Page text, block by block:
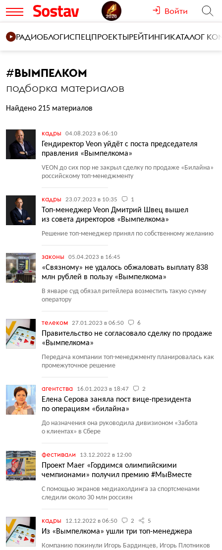
Войти
РАДИОБЛОГИСПЕЦПРОЕКТЫРЕЙТИНГИКАТАЛОГ
#ВЫМПЕЛКОМ
подборка материалов
Найдено 215 материалов
кадры 04.08.2023 в 06:10
Гендиректор Veon уйдёт с поста председателя
правления «Вымпелкома»
VEON до сих пор не закрыл сделку по продаже «Билайна»
российскому топ-менеджменту
кадры 23.07.2023 в 10:35 1
Топ-менеджер Veon Дмитрий Швец вышел
из совета директоров «Вымпелкома»
Решение топ-менеджер принял по собственному желанию
законы 05.04.2023 в 16:45
«Связному» не удалось обжаловать выплату 838
млн рублей в пользу «Вымпелкома»
В январе суд обязал ритейлера возместить такую сумму
оператору
телеком 27.01.2023 в 06:50 6
Правительство не согласовало сделку по продаже
«Вымпелкома»
Передача компании топ-менеджменту планировалась как
промежуточное решение
агентства 16.01.2023 в 18:47 2
Елена Серова заняла пост вице-президента
по операциям «билайна»
До назначения она руководила дивизионом «Забота
о клиентах» в Сбере
фестивали 13.12.2022 в 12:00
Проект Maer «Гордимся олимпийскими
чемпионами» получил премию #МыВместе
С помощью экранов медиахолдинга за спортсменами
следили около 30 млн россиян
кадры 12.12.2022 в 06:50 2 5
Из «Вымпелкома» ушли три топ-менеджера
Компанию покинули Игорь Бардинцев, Игорь Плотников